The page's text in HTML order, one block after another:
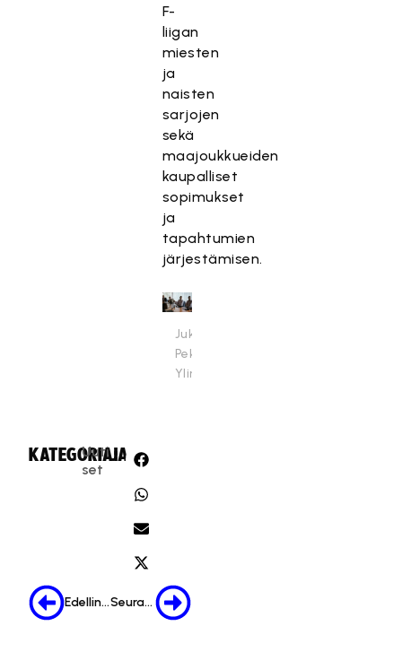
F-
liigan
miesten
ja
naisten
sarjojen
sekä
maajoukkueiden
kaupalliset
sopimukset
ja
tapahtumien
järjestämisen.
Jukka-
Pekka
Ylinen
KATEGORIA:
Uuti
set
JAA:
Edellinen Seuraava